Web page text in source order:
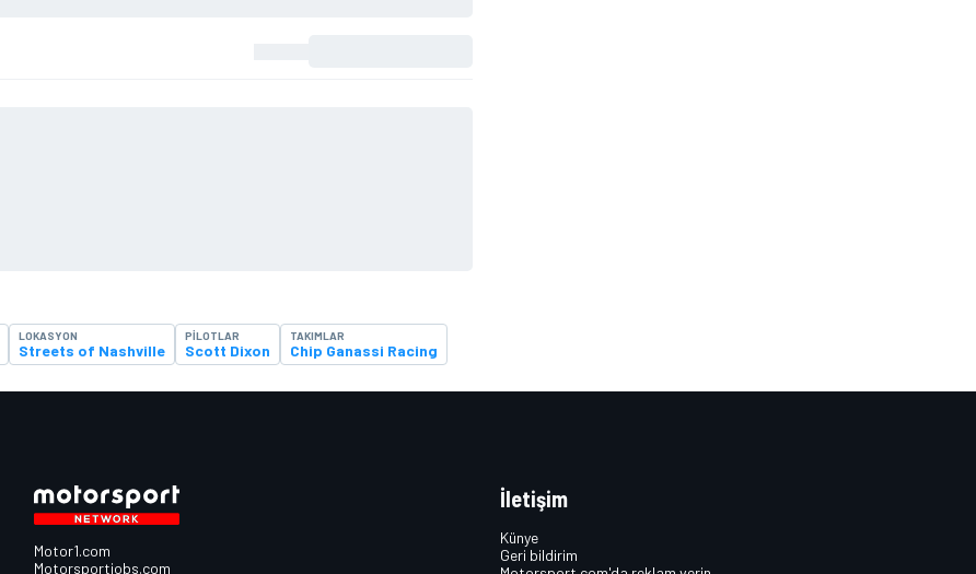
LOKASYON
Streets of Nashville
PILOTLAR
Scott Dixon
TAKIMLAR
Chip Ganassi Racing
Motor1.com
Motorsportjobs.com
İletişim
Künye
Geri bildirim